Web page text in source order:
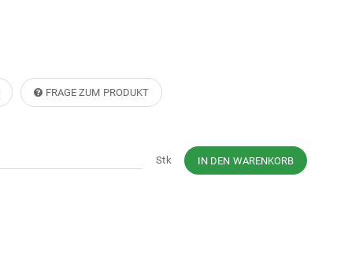
FRAGE ZUM PRODUKT
Stk IN DEN WARENKORB